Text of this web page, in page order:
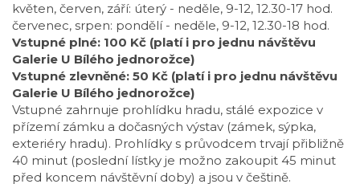
květen, červen, září: úterý - neděle, 9-12, 12.30-17 hod.
červenec, srpen: pondělí - neděle, 9-12, 12.30-18 hod.
Vstupné plné: 100 Kč (platí i pro jednu návštěvu
Galerie U Bílého jednorožce)
Vstupné zlevněné: 50 Kč (platí i pro jednu návštěvu
Galerie U Bílého jednorožce)
Vstupné zahrnuje prohlídku hradu, stálé expozice v
přízemí zámku a dočasných výstav (zámek, sýpka,
exteriéry hradu). Prohlídky s průvodcem trvají přibližně
40 minut (poslední lístky je možno zakoupit 45 minut
před koncem návštěvní doby) a jsou v češtině.